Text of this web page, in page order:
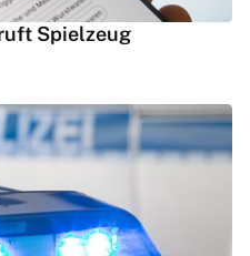
Spielzeug